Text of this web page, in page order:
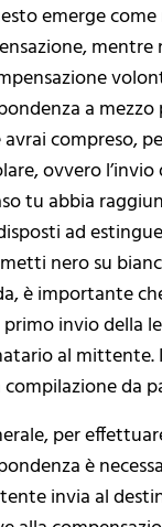
emerge
mentre
a
avrai compreso,
ovvero
tu abbia
ad
nero su
è importante
primo invio della
al mittente.
compilazione da
per
è
invia al